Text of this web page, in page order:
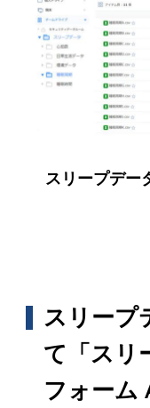
スリープデー
スリープ
て「スリ
フォーム